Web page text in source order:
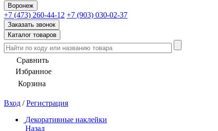
Воронеж
+7 (473) 260-44-12 +7 (903) 030-02-37
Заказать звонок
Каталог товаров
Сравнить
Избранное
Корзина
Вход / Регистрация
Декоративные наклейки
Назад